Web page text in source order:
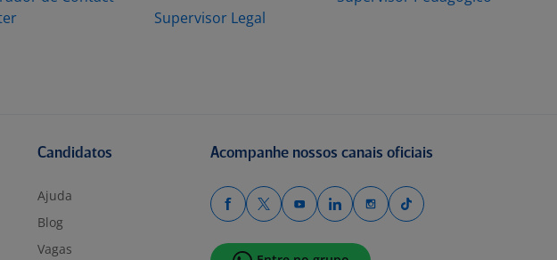
Supervisor Legal
Candidatos
Ajuda
Blog
Vagas
Acompanhe nossos canais oficiais